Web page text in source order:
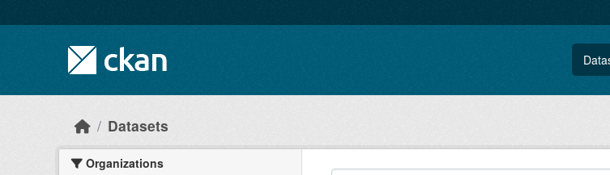
Datasets
Organizations